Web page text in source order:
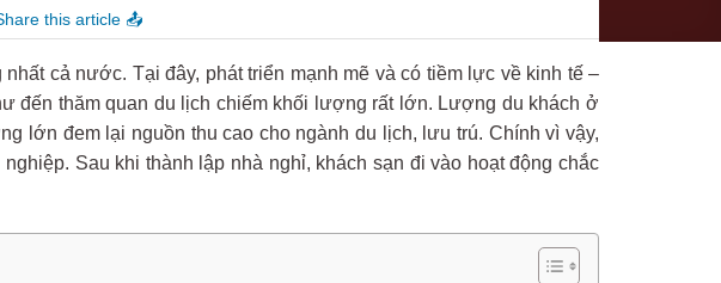
this article 📤
cả nước. Tại đây, phát triển mạnh mẽ và có tiềm lực về kinh tế –
thăm quan du lịch chiếm khối lượng rất lớn. Lượng du khách ở
lớn đem lại nguồn thu cao cho ngành du lịch, lưu trú. Chính vì vậy,
Sau khi thành lập nhà nghỉ, khách sạn đi vào hoạt động chắc